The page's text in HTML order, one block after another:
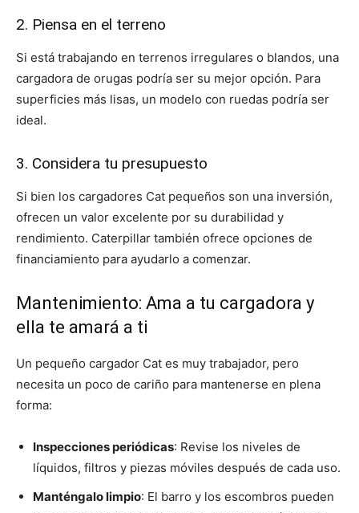
2. Piensa en el terreno
Si está trabajando en terrenos irregulares o blandos, una
cargadora de orugas podría ser su mejor opción. Para
superficies más lisas, un modelo con ruedas podría ser
ideal.
3. Considera tu presupuesto
Si bien los cargadores Cat pequeños son una inversión,
ofrecen un valor excelente por su durabilidad y
rendimiento. Caterpillar también ofrece opciones de
financiamiento para ayudarlo a comenzar.
Mantenimiento: Ama a tu cargadora y
ella te amará a ti
Un pequeño cargador Cat es muy trabajador, pero
necesita un poco de cariño para mantenerse en plena
forma:
Inspecciones periódicas: Revise los niveles de
líquidos, filtros y piezas móviles después de cada uso.
Manténgalo limpio: El barro y los escombros pueden